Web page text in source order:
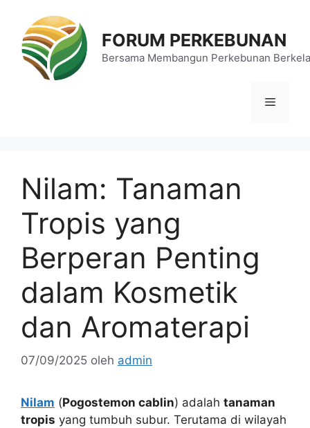
FORUM PERKEBUNAN
Bersama Membangun Perkebunan
Menu
Nilam: Tanaman
Tropis yang
Berperan Penting
dalam Kosmetik
dan Aromaterapi
07/09/2025 oleh admin
Nilam (Pogostemon cablin) adalah tanaman
tropis yang tumbuh subur. Terutama di wilayah